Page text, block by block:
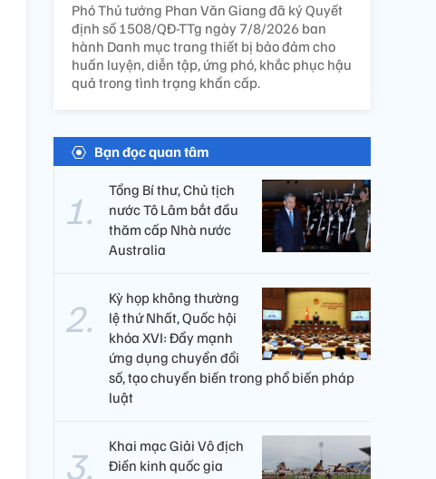
Phó Thủ tướng Phan Văn Giang đã ký Quyết
định số 1508/QĐ-TTg ngày 7/8/2026 ban
hành Danh mục trang thiết bị bảo đảm cho
huấn luyện, diễn tập, ứng phó, khắc phục hậu
quả trong tình trạng khẩn cấp.
Bạn đọc quan tâm
Tổng Bí thư, Chủ tịch
nước Tô Lâm bắt đầu
thăm cấp Nhà nước
Australia
Kỳ họp không thường
lệ thứ Nhất, Quốc hội
khóa XVI: Đẩy mạnh
ứng dụng chuyển đổi
số, tạo chuyển biến trong phổ biến pháp
luật
Khai mạc Giải Vô địch
Điền kinh quốc gia